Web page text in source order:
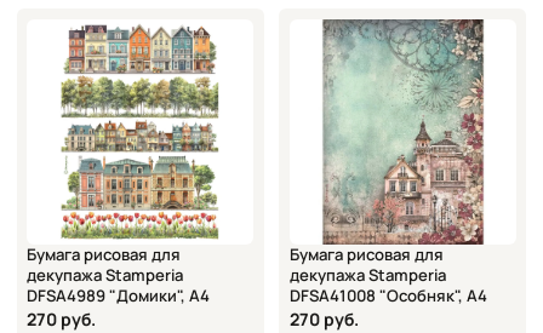
Бумага рисовая для
декупажа Stamperia
DFSA4989 "Домики", А4
270 руб.
Бумага рисовая для
декупажа Stamperia
DFSA41008 "Особняк", А4
270 руб.